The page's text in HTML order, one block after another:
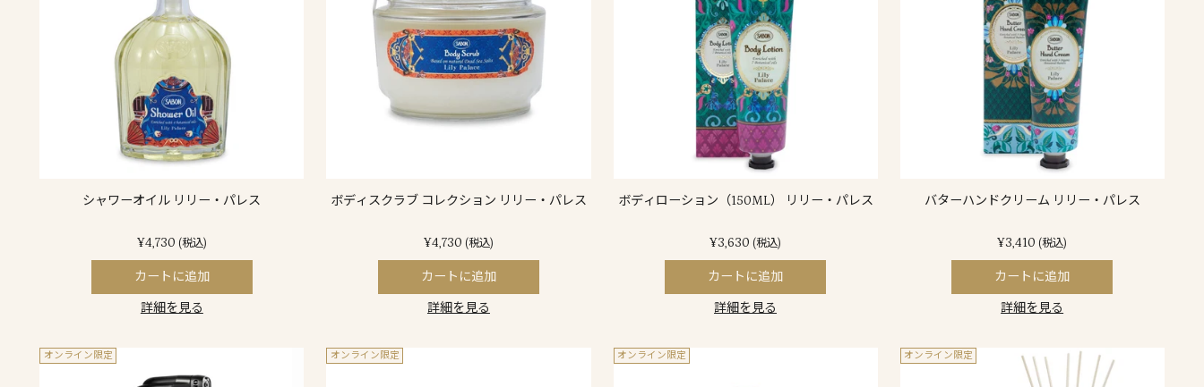
シャワーオイル リリー・パレス
¥4,730 (税込)
カートに追加
詳細を見る
ボディスクラブ コレクション リリー・パレス
¥4,730 (税込)
カートに追加
詳細を見る
ボディローション（150ML） リリー・パレス
¥3,630 (税込)
カートに追加
詳細を見る
バターハンドクリーム リリー・パレス
¥3,410 (税込)
カートに追加
詳細を見る
オンライン限定 オンライン限定 オンライン限定 オンライン限定